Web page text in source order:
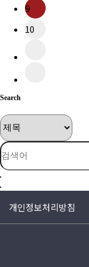
9
10
Search
개인정보처리방침